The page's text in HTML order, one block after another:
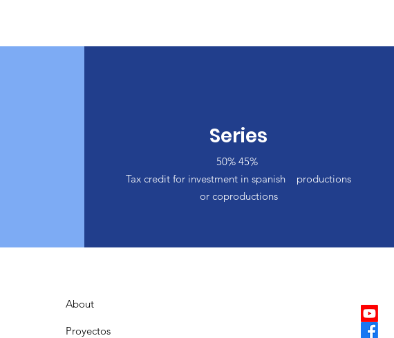
Series
50% 45%
Tax credit for investment in spanish productions
or coproductions
About
Proyectos